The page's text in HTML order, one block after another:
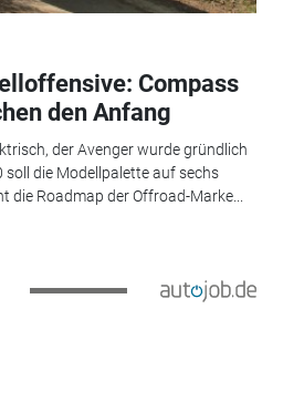
Compass
den Anfang
der Avenger wurde gründlich
die Modellpalette auf sechs
die Roadmap der Offroad-Marke...